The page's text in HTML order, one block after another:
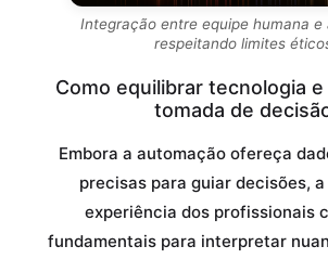
Integração entre equipe humana e
respeitando limites
Como equilibrar tecnologia
tomada de
Embora a automação ofereça
precisas para guiar decisões,
experiência dos profissionais
fundamentais para interpretar